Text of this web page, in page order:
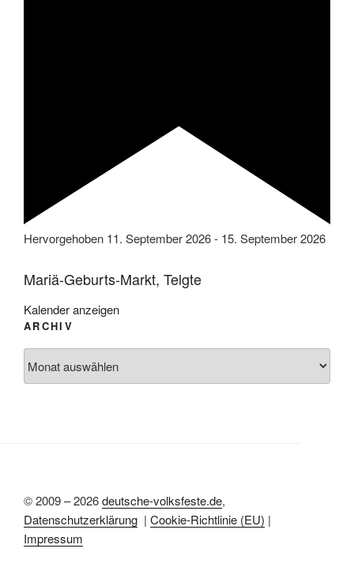
Hervorgehoben 11. September 2026- 15. September 2026
Mariä-Geburts-Markt, Telgte
Kalender anzeigen
ARCHIV
© 2009 – 2026deutsche-volksfeste.de,
Datenschutzerklärung | Cookie-Richtlinie (EU) |
Impressum